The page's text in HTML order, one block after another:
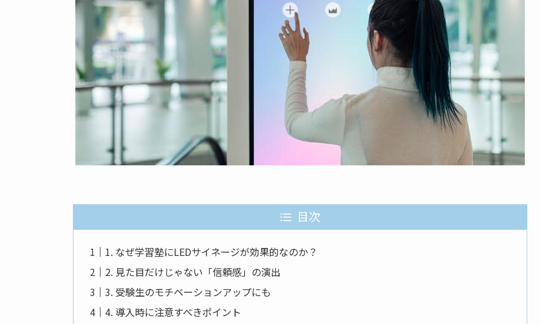
目次
1. なぜ学習塾にLEDサイネージが効果的なのか？
2. 見た目だけじゃない「信頼感」の演出
3. 受験生のモチベーションアップにも
4. 導入時に注意すべきポイント